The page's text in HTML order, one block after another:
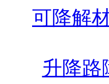
可降解
升降路